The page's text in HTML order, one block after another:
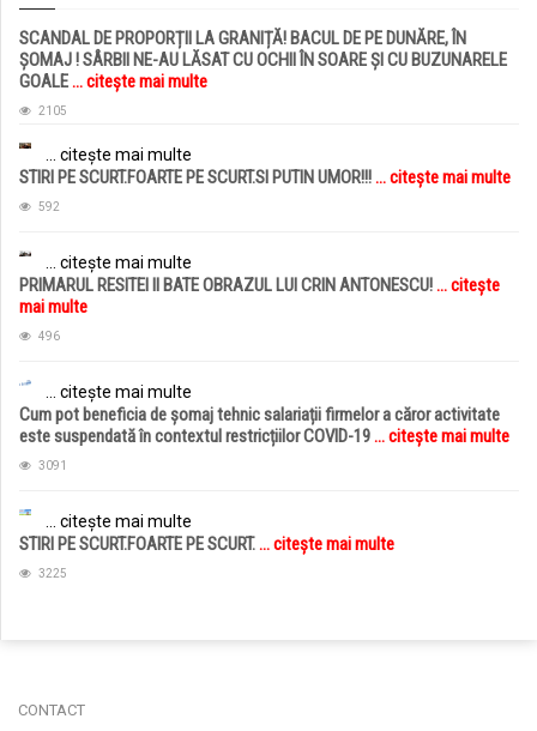
SCANDAL DE PROPORȚII LA GRANIȚĂ! BACUL DE PE DUNĂRE, ÎN
ȘOMAJ ! SÂRBII NE-AU LĂSAT CU OCHII ÎN SOARE ȘI CU BUZUNARELE
GOALE... citește mai multe
2105
... citește mai multe
STIRI PE SCURT.FOARTE PE SCURT.SI PUTIN UMOR!!!... citește mai multe
592
... citește mai multe
PRIMARUL RESITEI II BATE OBRAZUL LUI CRIN ANTONESCU!... citește
mai multe
496
... citește mai multe
Cum pot beneficia de șomaj tehnic salariații firmelor a căror activitate
este suspendată în contextul restricțiilor COVID-19... citește mai multe
3091
... citește mai multe
STIRI PE SCURT.FOARTE PE SCURT.... citește mai multe
3225
CONTACT